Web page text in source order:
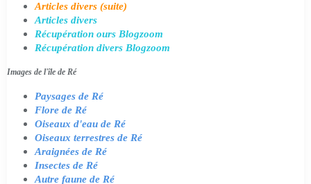
Articles divers (suite)
Articles divers
Récupération ours Blogzoom
Récupération divers Blogzoom
Images de l'île de Ré
Paysages de Ré
Flore de Ré
Oiseaux d'eau de Ré
Oiseaux terrestres de Ré
Araignées de Ré
Insectes de Ré
Autre faune de Ré